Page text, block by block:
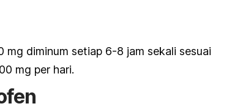
mg diminum setiap 6-8 jam sekali sesuai
mg per hari.